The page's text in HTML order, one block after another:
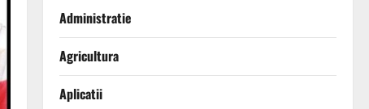
Administratie
Agricultura
Aplicatii